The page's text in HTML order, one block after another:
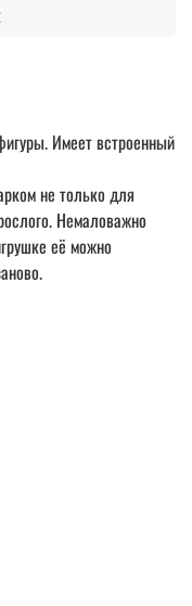
Имеет встроенный
не только для
Немаловажно
её можно